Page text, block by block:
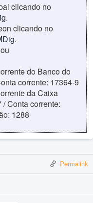
clicando no
.
clicando no
.
do Banco do
corrente: 17364-9
da Caixa
Conta corrente:
1288
Permalink